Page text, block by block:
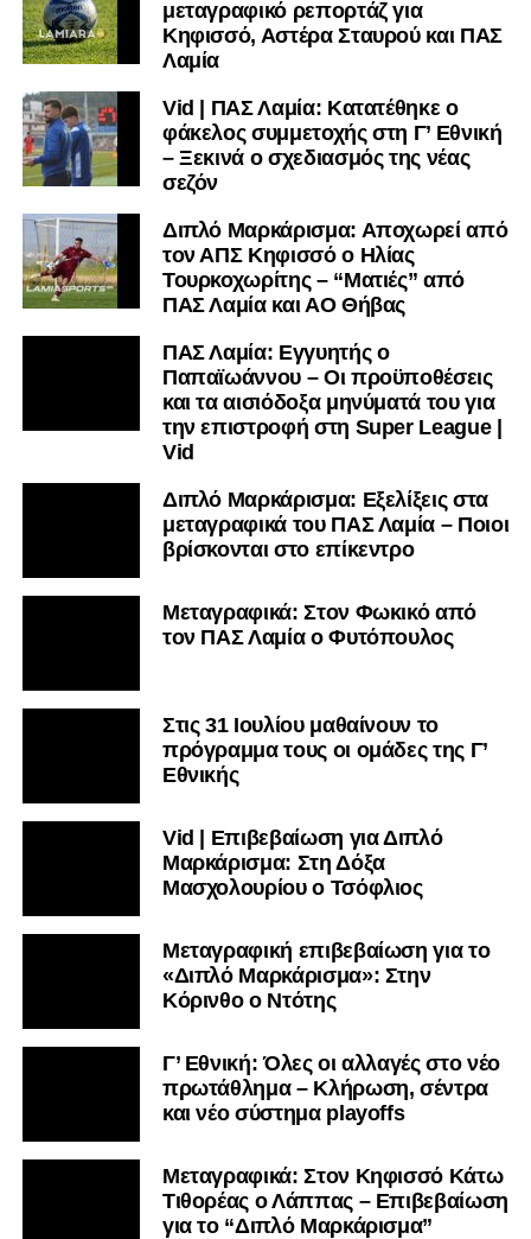
μεταγραφικό ρεπορτάζ για
Κηφισσό, Αστέρα Σταυρού και ΠΑΣ
Λαμία
Vid | ΠΑΣ Λαμία: Κατατέθηκε ο
φάκελος συμμετοχής στη Γ’ Εθνική
– Ξεκινά ο σχεδιασμός της νέας
σεζόν
Διπλό Μαρκάρισμα: Αποχωρεί από
τον ΑΠΣ Κηφισσό ο Ηλίας
Τουρκοχωρίτης – “Ματιές” από
ΠΑΣ Λαμία και ΑΟ Θήβας
ΠΑΣ Λαμία: Εγγυητής ο
Παπαϊωάννου – Οι προϋποθέσεις
και τα αισιόδοξα μηνύματά του για
την επιστροφή στη Super League |
Vid
Διπλό Μαρκάρισμα: Εξελίξεις στα
μεταγραφικά του ΠΑΣ Λαμία – Ποιοι
βρίσκονται στο επίκεντρο
Μεταγραφικά: Στον Φωκικό από
τον ΠΑΣ Λαμία ο Φυτόπουλος
Στις 31 Ιουλίου μαθαίνουν το
πρόγραμμα τους οι ομάδες της Γ’
Εθνικής
Vid | Επιβεβαίωση για Διπλό
Μαρκάρισμα: Στη Δόξα
Μασχολουρίου ο Τσόφλιος
Μεταγραφική επιβεβαίωση για το
«Διπλό Μαρκάρισμα»: Στην
Κόρινθο ο Ντότης
Γ’ Εθνική: Όλες οι αλλαγές στο νέο
πρωτάθλημα – Κλήρωση, σέντρα
και νέο σύστημα playoffs
Μεταγραφικά: Στον Κηφισσό Κάτω
Τιθορέας ο Λάππας – Επιβεβαίωση
για το “Διπλό Μαρκάρισμα”